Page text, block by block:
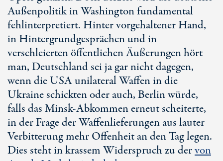
Außenpolitik in Washington fundamental
fehlinterpretiert. Hinter vorgehaltener Hand,
in Hintergrundgesprächen und in
verschleierten öffentlichen Äußerungen hört
man, Deutschland sei ja gar nicht dagegen,
wenn die USA unilateral Waffen in die
Ukraine schickten oder auch, Berlin würde,
falls das Minsk-Abkommen erneut scheiterte,
in der Frage der Waffenlieferungen aus lauter
Verbitterung mehr Offenheit an den Tag legen.
Dies steht in krassem Widerspruch zu dervon